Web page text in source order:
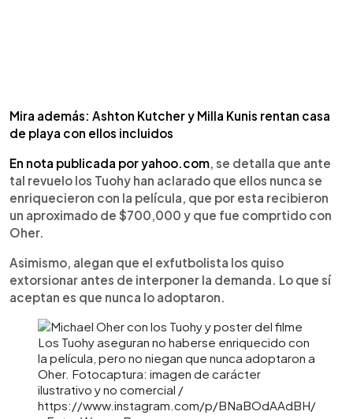
Mira además: Ashton Kutcher y Milla Kunis rentan casa
de playa con ellos incluidos
En nota publicada por yahoo.com, se detalla que ante
tal revuelo los Tuohy han aclarado que ellos nunca se
enriquecieron con la película, que por esta recibieron
un aproximado de $700,000 y que fue comprtido con
Oher.
Asimismo, alegan que el exfutbolista los quiso
extorsionar antes de interponer la demanda. Lo que sí
aceptan es que nunca lo adoptaron.
Los Tuohy aseguran no haberse enriquecido con
la película, pero no niegan que nunca adoptaron a
Oher. Fotocaptura: imagen de carácter
ilustrativo y no comercial /
https://www.instagram.com/p/BNaBOdAAdBH/